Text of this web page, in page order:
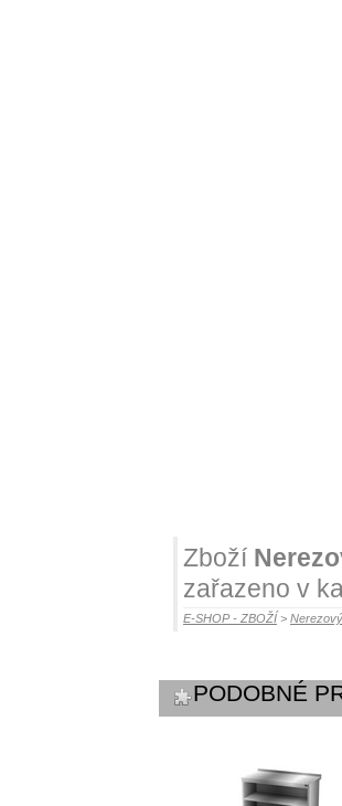
Zboží
zařazeno v
E-SHOP - ZBOŽÍ >
PODOBNÉ